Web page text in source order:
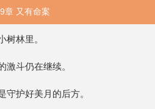
章 又有命案
树林里。
激斗仍在继续。
守护好美月的后方。